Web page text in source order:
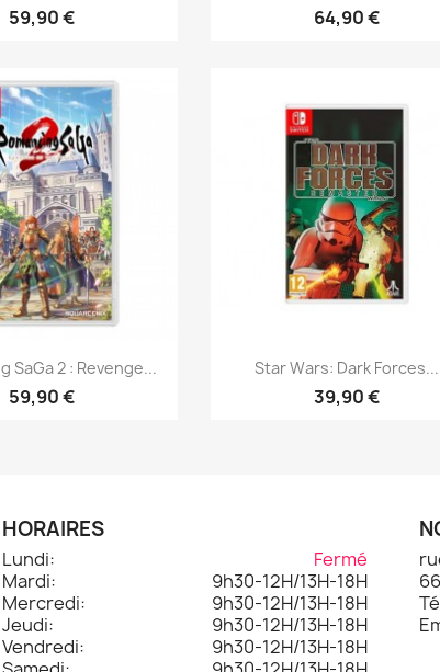
59,90 € 64,90 €
rapide
SaGa 2 : Revenge...
59,90 €
Aperçu rapide
Star Wars: Dark Forces...
39,90 €
HORAIRES
Lundi:
Fermé
Mardi:
9h30-12H/13H-18H
Mercredi:
9h30-12H/13H-18H
Jeudi:
9h30-12H/13H-18H
Vendredi:
9h30-12H/13H-18H